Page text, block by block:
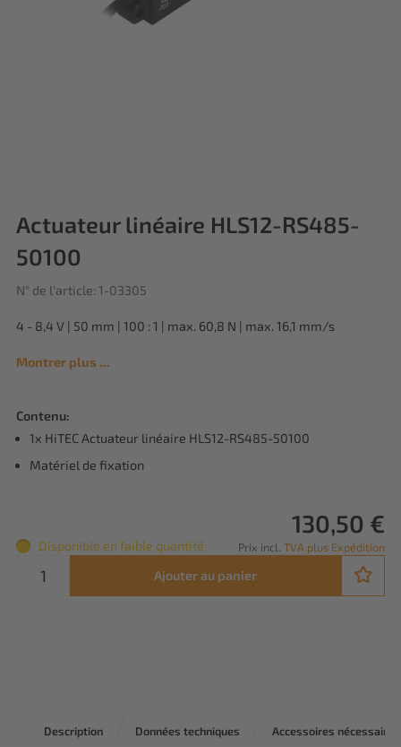
Actuateur linéaire HLS12-RS485-
50100
N° de l'article: 1-03305
4 - 8,4 V | 50 mm | 100 : 1 | max. 60,8 N | max. 16,1 mm/s
Montrer plus ...
Contenu:
1x HiTEC Actuateur linéaire HLS12-RS485-50100
Matériel de fixation
130,50 €
Prix incl. TVA plus Expédition
Disponible en faible quantité.
Ajouter au panier
Description Données techniques Accessoires nécessaires